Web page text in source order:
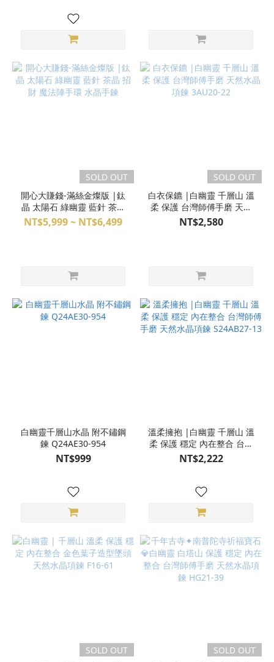
SOLD OUT
開心大賺錢-滿絲金燦版 |鈦
晶 太陽石 綠幽靈 藍針 茶晶
招財 魔法陣手環 水晶手鍊
NT$5,999 ~ NT$6,499
SOLD OUT
白衣保鑣 |白幽靈 千層山 溫
柔 保護 台灣師傅手磨 天然
水晶項鍊 3AU20-22
NT$2,580
白幽靈千層山水晶 附不鏽鋼
鍊 Q24AE30-954
NT$999
溫柔擁抱 |白幽靈 千層山 溫
柔 保護 穩定 內在整合 台灣
師傅手磨 天然水晶項鍊
S24AB27-13
NT$2,222
SOLD OUT
SOLD OUT